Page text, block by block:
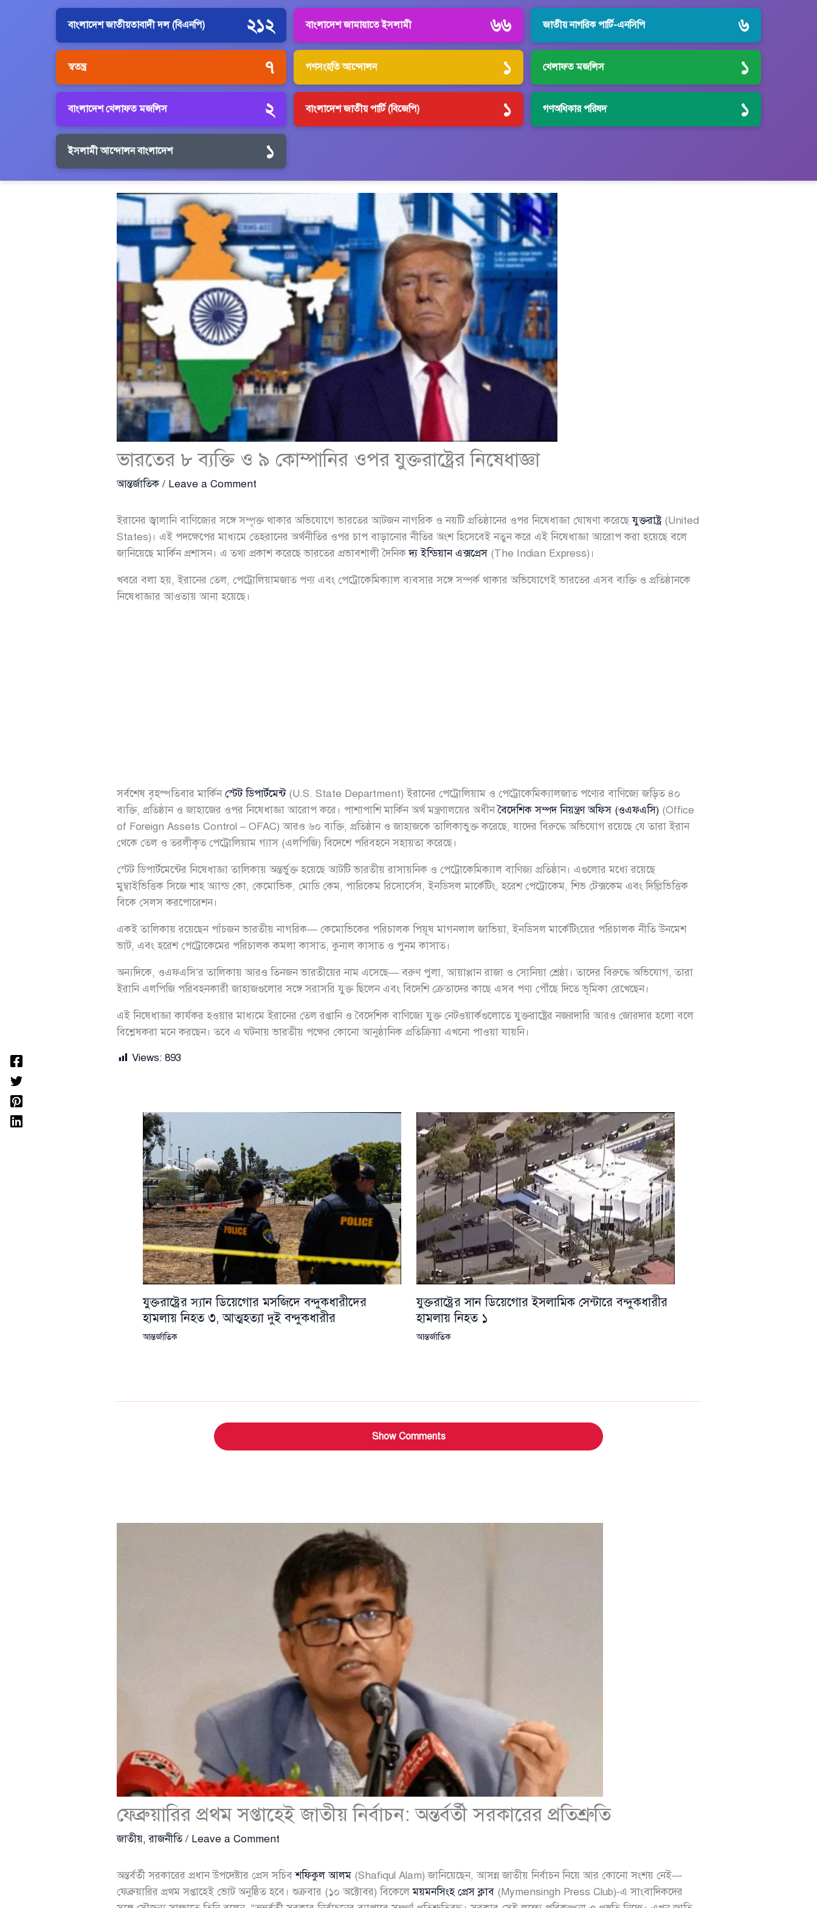
বাংলাদেশ জাতীয়তাবাদী দল (বিএনপি) ২১২ বাংলাদেশ জামায়াতে ইসলামী ৬৬ জাতীয় নাগরিক পার্টি-এনসিপি ৬
স্বতন্ত্র ৭ গণসংহতি আন্দোলন ১ খেলাফত মজলিস ১
বাংলাদেশ খেলাফত মজলিস ২ বাংলাদেশ জাতীয় পার্টি (বিজেপি) ১ গণঅধিকার পরিষদ ১
ইসলামী আন্দোলন বাংলাদেশ ১
ভারতের ৮ ব্যক্তি ও ৯ কোম্পানির ওপর যুক্তরাষ্ট্রের নিষেধাজ্ঞা
আন্তর্জাতিক / Leave a Comment
ইরানের জ্বালানি বাণিজ্যের সঙ্গে সম্পৃক্ত থাকার অভিযোগে ভারতের আটজন নাগরিক ও নয়টি প্রতিষ্ঠানের ওপর নিষেধাজ্ঞা ঘোষণা করেছেযুক্তরাষ্ট্র(United
States)। এই পদক্ষেপের মাধ্যমে তেহরানের অর্থনীতির ওপর চাপ বাড়ানোর নীতির অংশ হিসেবেই নতুন করে এই নিষেধাজ্ঞা আরোপ করা হয়েছে বলে
জানিয়েছে মার্কিন প্রশাসন। এ তথ্য প্রকাশ করেছে ভারতের প্রভাবশালী দৈনিকদ্য ইন্ডিয়ান এক্সপ্রেস (The Indian Express)।
খবরে বলা হয়, ইরানের তেল, পেট্রোলিয়ামজাত পণ্য এবং পেট্রোকেমিক্যাল ব্যবসার সঙ্গে সম্পর্ক থাকার অভিযোগেই ভারতের এসব ব্যক্তি ও প্রতিষ্ঠানকে
নিষেধাজ্ঞার আওতায় আনা হয়েছে।
সর্বশেষ বৃহস্পতিবার মার্কিনস্টেট ডিপার্টমেন্ট(U.S. State Department) ইরানের পেট্রোলিয়াম ও পেট্রোকেমিক্যালজাত পণ্যের বাণিজ্যে জড়িত ৪০
ব্যক্তি, প্রতিষ্ঠান ও জাহাজের ওপর নিষেধাজ্ঞা আরোপ করে। পাশাপাশি মার্কিন অর্থ মন্ত্রণালয়ের অধীনবৈদেশিক সম্পদ নিয়ন্ত্রণ অফিস (ওএফএসি) (Office
of Foreign Assets Control – OFAC) আরও ৬০ ব্যক্তি, প্রতিষ্ঠান ও জাহাজকে তালিকাভুক্ত করেছে, যাদের বিরুদ্ধে অভিযোগ রয়েছে যে তারা ইরান
থেকে তেল ও তরলীকৃত পেট্রোলিয়াম গ্যাস (এলপিজি) বিদেশে পরিবহনে সহায়তা করেছে।
স্টেট ডিপার্টমেন্টের নিষেধাজ্ঞা তালিকায় অন্তর্ভুক্ত হয়েছে আটটি ভারতীয় রাসায়নিক ও পেট্রোকেমিক্যাল বাণিজ্য প্রতিষ্ঠান। এগুলোর মধ্যে রয়েছে
মুম্বাইভিত্তিক সিজে শাহ অ্যান্ড কো, কেমোভিক, মোডি কেম, পারিকেম রিসোর্সেস, ইনডিসল মার্কেটিং, হরেশ পেট্রোকেম, শিভ টেক্সকেম এবং দিল্লিভিত্তিক
বিকে সেলস করপোরেশন।
একই তালিকায় রয়েছেন পাঁচজন ভারতীয় নাগরিক— কেমোভিকের পরিচালক পিয়ূষ মাগনলাল জাভিয়া, ইনডিসল মার্কেটিংয়ের পরিচালক নীতি উনমেশ
ভাট, এবং হরেশ পেট্রোকেমের পরিচালক কমলা কাসাত, কুনাল কাসাত ও পুনম কাসাত।
অন্যদিকে, ওএফএসি’র তালিকায় আরও তিনজন ভারতীয়ের নাম এসেছে— বরুণ পুলা, আয়াপ্পান রাজা ও সোনিয়া শ্রেষ্ঠা। তাদের বিরুদ্ধে অভিযোগ, তারা
ইরানি এলপিজি পরিবহনকারী জাহাজগুলোর সঙ্গে সরাসরি যুক্ত ছিলেন এবং বিদেশি ক্রেতাদের কাছে এসব পণ্য পৌঁছে দিতে ভূমিকা রেখেছেন।
এই নিষেধাজ্ঞা কার্যকর হওয়ার মাধ্যমে ইরানের তেল রপ্তানি ও বৈদেশিক বাণিজ্যে যুক্ত নেটওয়ার্কগুলোতে যুক্তরাষ্ট্রের নজরদারি আরও জোরদার হলো বলে
বিশ্লেষকরা মনে করছেন। তবে এ ঘটনায় ভারতীয় পক্ষের কোনো আনুষ্ঠানিক প্রতিক্রিয়া এখনো পাওয়া যায়নি।
Views: 893
যুক্তরাষ্ট্রের স্যান ডিয়েগোর মসজিদে বন্দুকধারীদের
হামলায় নিহত ৩, আত্মহত্যা দুই বন্দুকধারীর
আন্তর্জাতিক
যুক্তরাষ্ট্রের সান ডিয়েগোর ইসলামিক সেন্টারে বন্দুকধারীর
হামলায় নিহত ১
আন্তর্জাতিক
Show Comments
ফেব্রুয়ারির প্রথম সপ্তাহেই জাতীয় নির্বাচন: অন্তর্বর্তী সরকারের প্রতিশ্রুতি
জাতীয়,রাজনীতি/ Leave a Comment
অন্তর্বর্তী সরকারের প্রধান উপদেষ্টার প্রেস সচিবশফিকুল আলম (Shafiqul Alam) জানিয়েছেন, আসন্ন জাতীয় নির্বাচন নিয়ে আর কোনো সংশয় নেই—
ফেব্রুয়ারির প্রথম সপ্তাহেই ভোট অনুষ্ঠিত হবে। শুক্রবার (১০ অক্টোবর) বিকেলেময়মনসিংহ প্রেস ক্লাব (Mymensingh Press Club)-এ সাংবাদিকদের